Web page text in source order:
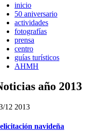
inicio
50 aniversario
actividades
fotografías
prensa
centro
guías turísticos
AHMH
año 2013
12 2013
navideña